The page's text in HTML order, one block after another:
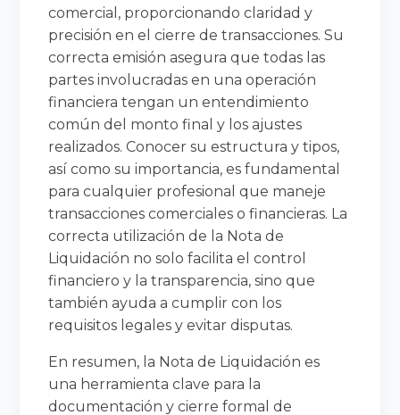
comercial, proporcionando claridad y
precisión en el cierre de transacciones. Su
correcta emisión asegura que todas las
partes involucradas en una operación
financiera tengan un entendimiento
común del monto final y los ajustes
realizados. Conocer su estructura y tipos,
así como su importancia, es fundamental
para cualquier profesional que maneje
transacciones comerciales o financieras. La
correcta utilización de la Nota de
Liquidación no solo facilita el control
financiero y la transparencia, sino que
también ayuda a cumplir con los
requisitos legales y evitar disputas.
En resumen, la Nota de Liquidación es
una herramienta clave para la
documentación y cierre formal de